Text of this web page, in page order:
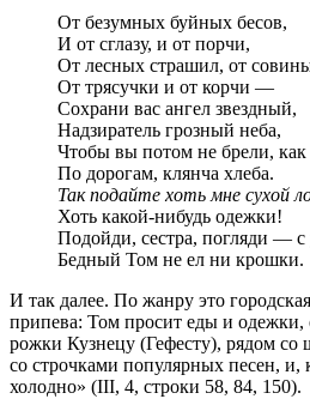
От безумных буйных бесов,
И от сглазу, и от порчи,
От лесных страшил, от
От трясучки и от корчи —
Сохрани вас ангел звездный,
Надзиратель грозный неба,
Чтобы вы потом не брели,
По дорогам, клянча хлеба.
Так подайте хоть мне сухой
Хоть какой-нибудь одежки!
Подойди, сестра, погляди — с
Бедный Том не ел ни крошки.
И так далее. По жанру это
припева: Том просит еды и
рожки Кузнецу (Гефесту), рядом
со строчками популярных песен,
холодно» (III, 4, строки 58, 84, 150).